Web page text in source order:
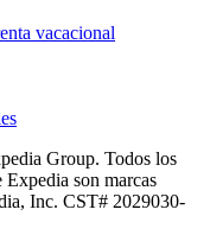
vacacional
Group. Todos los
son marcas
Inc. CST# 2029030-